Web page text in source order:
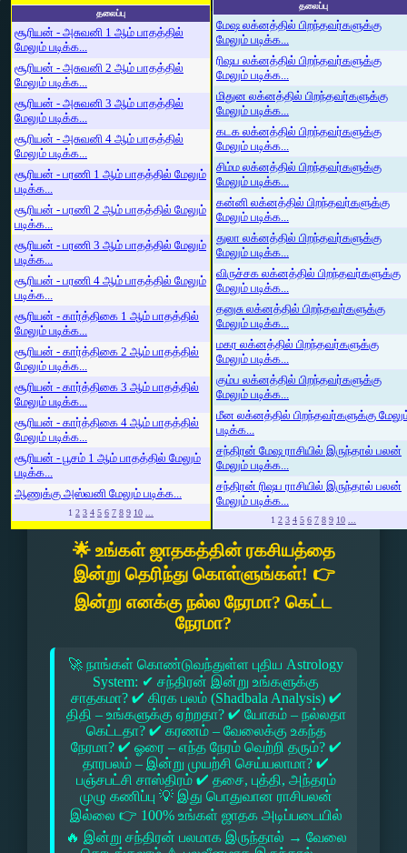
தலைப்பு
சூரியன் - அசுவனி 1 ஆம் பாதத்தில்
மேலும் படிக்க...
சூரியன் - அசுவனி 2 ஆம் பாதத்தில்
மேலும் படிக்க...
சூரியன் - அசுவனி 3 ஆம் பாதத்தில்
மேலும் படிக்க...
சூரியன் - அசுவனி 4 ஆம் பாதத்தில்
மேலும் படிக்க...
சூரியன் - பரணி 1 ஆம் பாதத்தில் மேலும்
படிக்க...
சூரியன் - பரணி 2 ஆம் பாதத்தில் மேலும்
படிக்க...
சூரியன் - பரணி 3 ஆம் பாதத்தில் மேலும்
படிக்க...
சூரியன் - பரணி 4 ஆம் பாதத்தில் மேலும்
படிக்க...
சூரியன் - கார்த்திகை 1 ஆம் பாதத்தில்
மேலும் படிக்க...
சூரியன் - கார்த்திகை 2 ஆம் பாதத்தில்
மேலும் படிக்க...
சூரியன் - கார்த்திகை 3 ஆம் பாதத்தில்
மேலும் படிக்க...
சூரியன் - கார்த்திகை 4 ஆம் பாதத்தில்
மேலும் படிக்க...
சூரியன் - பூசம் 1 ஆம் பாதத்தில் மேலும்
படிக்க...
ஆணுக்கு அஸ்வனி மேலும் படிக்க...
1 2 3 4 5 6 7 8 9 10 ...
தலைப்பு
மேஷ லக்னத்தில் பிறந்தவர்களுக்கு
மேலும் படிக்க...
ரிஷப லக்னத்தில் பிறந்தவர்களுக்கு
மேலும் படிக்க...
மிதுன லக்னத்தில் பிறந்தவர்களுக்கு
மேலும் படிக்க...
கடக லக்னத்தில் பிறந்தவர்களுக்கு
மேலும் படிக்க...
சிம்ம லக்னத்தில் பிறந்தவர்களுக்கு
மேலும் படிக்க...
கன்னி லக்னத்தில் பிறந்தவர்களுக்கு
மேலும் படிக்க...
துலா லக்னத்தில் பிறந்தவர்களுக்கு
மேலும் படிக்க...
விருச்சக லக்னத்தில் பிறந்தவர்களுக்கு
மேலும் படிக்க...
தனுசு லக்னத்தில் பிறந்தவர்களுக்கு
மேலும் படிக்க...
மகர லக்னத்தில் பிறந்தவர்களுக்கு
மேலும் படிக்க...
கும்ப லக்னத்தில் பிறந்தவர்களுக்கு
மேலும் படிக்க...
மீன லக்னத்தில் பிறந்தவர்களுக்கு
படிக்க...
சந்திரன் மேஷ ராசியில் இருந்தால் பலன்
மேலும் படிக்க...
சந்திரன் ரிஷப ராசியில் இருந்தால் பலன்
மேலும் படிக்க...
1 2 3 4 5 6 7 8 9 10 ...
🌟 உங்கள் ஜாதகத்தின் ரகசியத்தை
இன்று தெரிந்து கொள்ளுங்கள்! 👉
இன்று எனக்கு நல்ல நேரமா? கெட்ட
நேரமா?
🚀 நாங்கள் கொண்டுவந்துள்ள புதிய Astrology
System: ✔ சந்திரன் இன்று உங்களுக்கு
சாதகமா? ✔ கிரக பலம் (Shadbala Analysis) ✔
திதி – உங்களுக்கு ஏற்றதா? ✔ யோகம் – நல்லதா
கெட்டதா? ✔ கரணம் – வேலைக்கு உகந்த
நேரமா? ✔ ஓரை – எந்த நேரம் வெற்றி தரும்? ✔
தாரபலம் – இன்று முயற்சி செய்யலாமா? ✔
பஞ்சபட்சி சாஸ்திரம் ✔ தசை, புத்தி, அந்தரம்
முழு கணிப்பு 💡 இது பொதுவான ராசிபலன்
இல்லை 👉 100% உங்கள் ஜாதக அடிப்படையில்
🔥 இன்று சந்திரன் பலமாக இருந்தால் → வேலை